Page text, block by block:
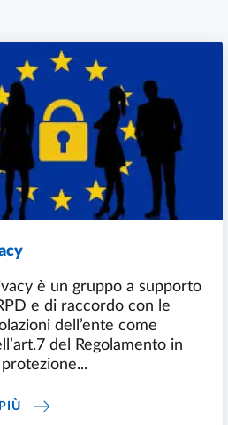
è un gruppo a supporto
e di raccordo con le
dell’ente come
del Regolamento in
TEAM PRIVACY